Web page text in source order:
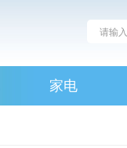
家电